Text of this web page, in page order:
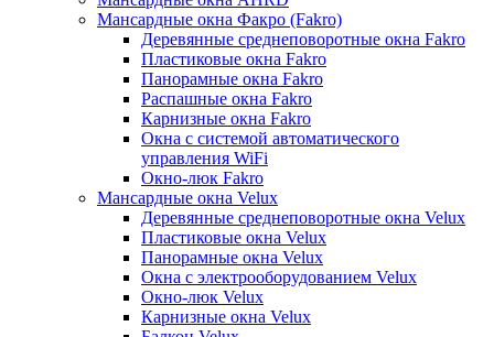
Мансардные окна Факро (Fakro)
Деревянные среднеповоротные окна Fakro
Пластиковые окна Fakro
Панорамные окна Fakro
Распашные окна Fakro
Карнизные окна Fakro
Окна с системой автоматического
управления WiFi
Окно-люк Fakro
Мансардные окна Velux
Деревянные среднеповоротные окна Velux
Пластиковые окна Velux
Панорамные окна Velux
Окна с электрооборудованием Velux
Окно-люк Velux
Карнизные окна Velux